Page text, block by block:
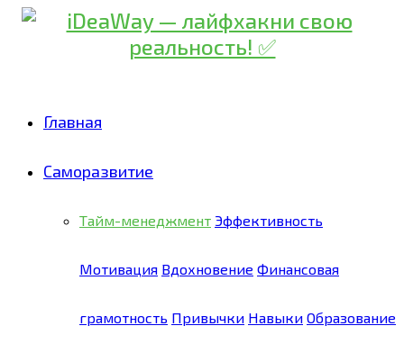
Главная
Саморазвитие
Тайм-менеджмент Эффективность
Мотивация Вдохновение Финансовая
грамотность Привычки Навыки Образование